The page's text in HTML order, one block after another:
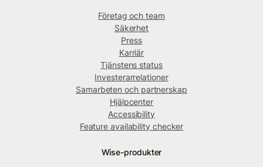
Företag och team
Säkerhet
Press
Karriär
Tjänstens status
Investerarrelationer
Samarbeten och partnerskap
Hjälpcenter
Accessibility
Feature availability checker
Wise-produkter